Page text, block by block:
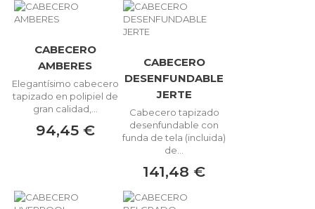
CABECERO
AMBERES
Elegantísimo cabecero
tapizado en polipiel de
gran calidad,...
94,45 €
CABECERO
DESENFUNDABLE
JERTE
Cabecero tapizado
desenfundable con
funda de tela (incluida)
de...
141,48 €